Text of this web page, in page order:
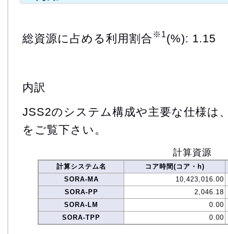
総資源に占める利用割合 ※1(%): 1.15
内訳
JSS2のシステム構成や主要な仕様は
をご覧下さい。
計算資源
計算システム名
コア時間(コア・h)
SORA-MA
10,423,016.00
SORA-PP
2,046.18
SORA-LM
0.00
SORA-TPP
0.00